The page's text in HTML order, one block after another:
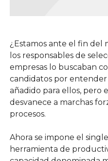
¿Estamos ante el fin del
los responsables de
empresas lo buscaban
candidatos por
añadido para ellos, pero
desvanece a marchas
procesos.
Ahora se impone el
herramienta de